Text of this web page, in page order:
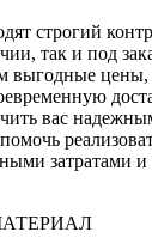
строгий
так и под
выгодные цены,
вас
затратами и